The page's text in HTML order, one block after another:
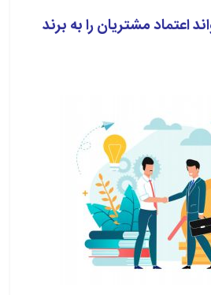
اعتماد مشتریان را به برند